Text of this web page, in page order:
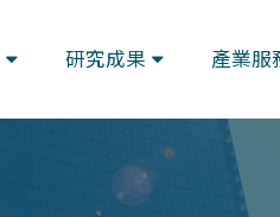
研究成果 產業服